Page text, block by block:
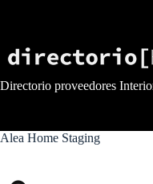
Directorio proveedores
Alea Home Staging